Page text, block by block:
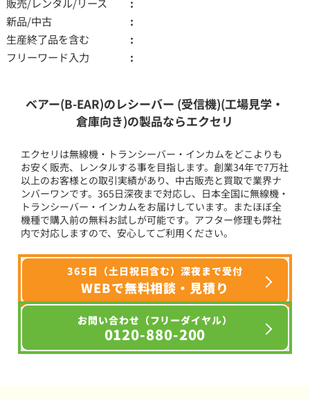
新品/中古
生産終了品を含む
フリーワード入力
ベアー(B-EAR)のレシーバー (受信機)(工場見学・
倉庫向き)の製品ならエクセリ
エクセリは無線機・トランシーバー・インカムをどこよりも
お安く販売、レンタルする事を目指します。創業34年で7万社
以上のお客様との取引実績があり、中古販売と買取で業界ナ
ンバーワンです。365日深夜まで対応し、日本全国に無線機・
トランシーバー・インカムをお届けしています。またほぼ全
機種で購入前の無料お試しが可能です。アフター修理も弊社
内で対応しますので、安心してご利用ください。
365日（土日祝日含む）深夜まで受付
WEBで無料相談・見積り
お問い合わせ（フリーダイヤル）
0120-880-200